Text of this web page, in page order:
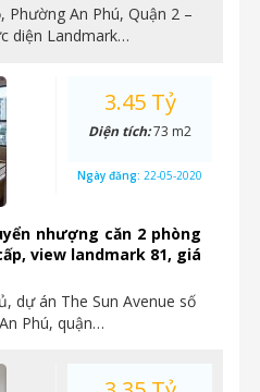
Phường An Phú, Quận 2 –
diện Landmark…
nhượng căn 2 phòng
view landmark 81, giá
dự án The Sun Avenue số
Phú, quận…
3.45 Tỷ
Diện tích:73 m2
Ngày đăng: 22-05-2020